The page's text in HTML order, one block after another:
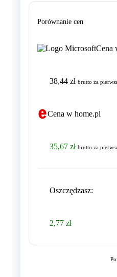
Porównanie cen
Cena
38,44 zł brutto za
Cena w home.pl
35,67 zł brutto za
Oszczędzasz:
2,77 zł